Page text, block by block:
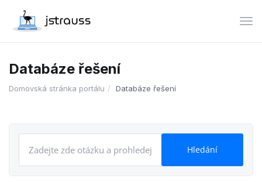
Databáze řešení
Domovská stránka portálu Databáze řešení